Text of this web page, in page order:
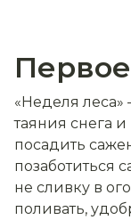
«Неделя леса»
таяния снега
посадить
позаботиться
не сливку в
поливать,